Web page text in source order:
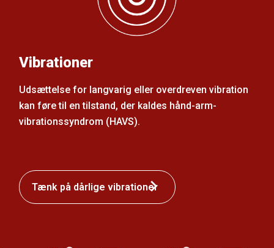
Vibrationer
Udsættelse for langvarig eller overdreven vibration
kan føre til en tilstand, der kaldes hånd-arm-
vibrationssyndrom (HAVS).
Tænk på dårlige vibrationer